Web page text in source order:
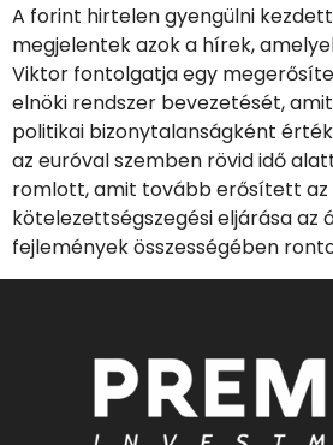
A forint hirtelen gyengülni
megjelentek azok a hírek,
Viktor fontolgatja egy
elnöki rendszer bevezetését,
politikai bizonytalanságként
az euróval szemben rövid idő
romlott, amit tovább erősített az
kötelezettségszegési eljárása az
fejlemények összességében